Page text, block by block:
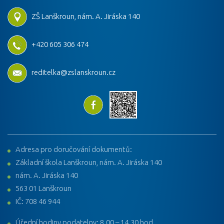
ZŠ Lanškroun, nám. A. Jiráska 140
+420 605 306 474
reditelka@zslanskroun.cz
Adresa pro doručování dokumentů:
Základní škola Lanškroun, nám. A. Jiráska 140
nám. A. Jiráska 140
563 01 Lanškroun
IČ: 708 46 944